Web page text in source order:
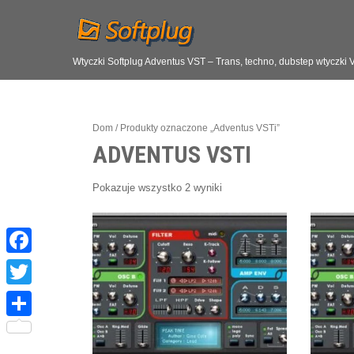
Wtyczki Softplug Adventus VST – Trans, techno, dubstep wtyczki
Dom / Produkty oznaczone „Adventus VSTi”
ADVENTUS VSTI
Pokazuje wszystko 2 wyniki
F
a
c
T
w
S